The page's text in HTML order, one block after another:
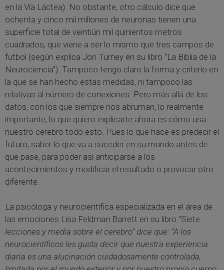
en la Vía Láctea). No obstante, otro cálculo dice que
ochenta y cinco mil millones de neuronas tienen una
superficie total de veintiún mil quinientos metros
cuadrados, que viene a ser lo mismo que tres campos de
futbol (según explica Jon Turney en su libro “La Biblia de la
Neurociencia”). Tampoco tengo claro la forma y criterio en
la que se han hecho estas medidas, ni tampoco las
relativas al número de conexiones. Pero más allá de los
datos, con los que siempre nos abruman, lo realmente
importante, lo que quiero explicarte ahora es cómo usa
nuestro cerebro todo esto. Pues lo que hace es predecir el
futuro, saber lo que va a suceder en su mundo antes de
que pase, para poder así anticiparse a los
acontecimientos y modificar el resultado o provocar otro
diferente.
La psicóloga y neurocientífica especializada en el área de
las emociones Lisa Feldman Barrett en su libro “Siete
lecciones y media sobre el cerebro” dice que: “A los
neurocientíficos les gusta decir que nuestra experiencia
diaria es una alucinación cuidadosamente controlada,